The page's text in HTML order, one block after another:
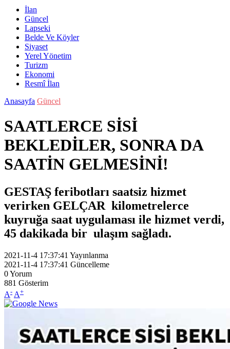
İlan
Güncel
Lapseki
Belde Ve Köyler
Siyaset
Yerel Yönetim
Turizm
Ekonomi
Resmî İlan
Anasayfa Güncel
SAATLERCE SİSİ
BEKLEDİLER, SONRA DA
SAATİN GELMESİNİ!
GESTAŞ feribotları saatsiz hizmet
verirken GELÇAR kilometrelerce
kuyruğa saat uygulaması ile hizmet verdi,
45 dakikada bir ulaşım sağladı.
2021-11-4 17:37:41 Yayınlanma
2021-11-4 17:37:41 Güncelleme
0Yorum
881 Gösterim
A- A+